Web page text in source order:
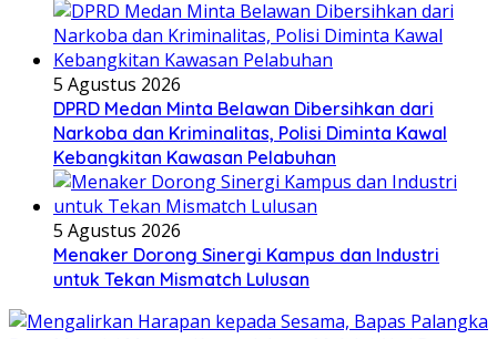
5 Agustus 2026
DPRD Medan Minta Belawan Dibersihkan dari
Narkoba dan Kriminalitas, Polisi Diminta Kawal
Kebangkitan Kawasan Pelabuhan
5 Agustus 2026
Menaker Dorong Sinergi Kampus dan Industri
untuk Tekan Mismatch Lulusan